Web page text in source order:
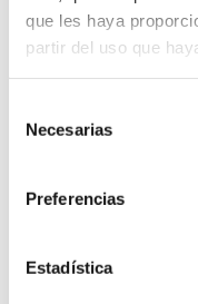
que les haya
partir del uso que
Necesarias
Preferencias
Estadística
digital a ESET NOD
ataque en
EnSystem
15 años de
negocio.Telefonía
Business
;